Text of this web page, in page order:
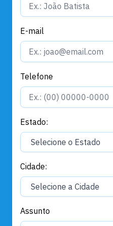
E-mail
Telefone
Estado:
Cidade:
Assunto